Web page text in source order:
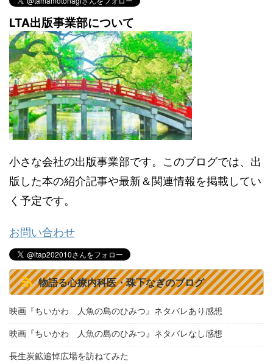
LTA出版事業部について
小さな会社の出版事業部です。このブログでは、出
版した本の紹介記事や最新＆関連情報を掲載してい
く予定です。
お問い合わせ
物語る心療内科医・珠下なぎのブログ
映画『ちいかわ 人魚の島のひみつ』ネタバレあり感想
映画『ちいかわ 人魚の島のひみつ』ネタバレなし感想
長生炭鉱追悼広場を訪ねてみた